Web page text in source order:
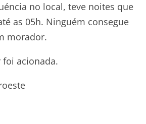
no local, teve noites que
as 05h. Ninguém consegue
morador.
acionada.